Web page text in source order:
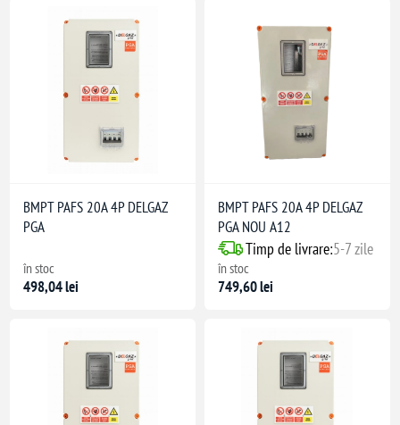
BMPT PAFS 20A 4P DELGAZ
PGA
în stoc
498,04 lei
BMPT PAFS 20A 4P DELGAZ
PGA NOU A12
Timp de livrare:5-7 zile
în stoc
749,60 lei